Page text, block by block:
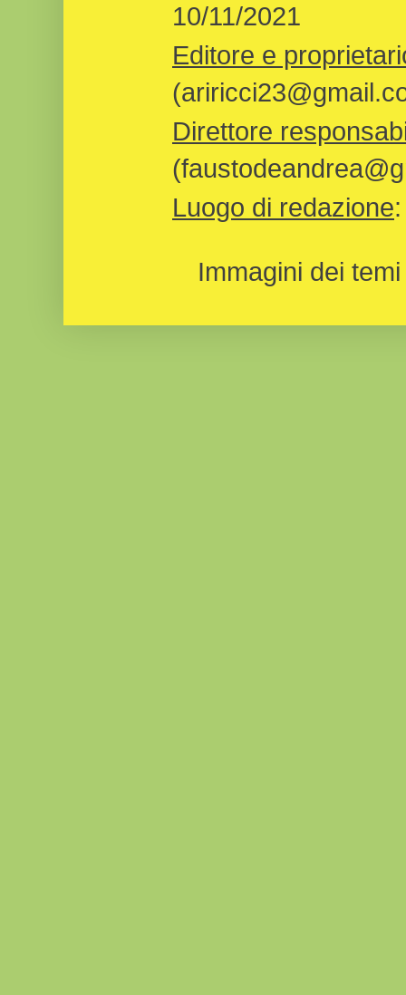
10/11/2021
Editore e
Direttore
Luogo di redazione
Immagini dei